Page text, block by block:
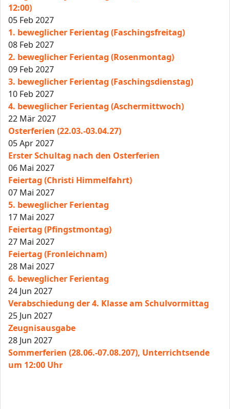
12:00)
05 Feb 2027
1. beweglicher Ferientag (Faschingsfreitag)
08 Feb 2027
2. beweglicher Ferientag (Rosenmontag)
09 Feb 2027
3. beweglicher Ferientag (Faschingsdienstag)
10 Feb 2027
4. beweglicher Ferientag (Aschermittwoch)
22 Mär 2027
Osterferien (22.03.-03.04.27)
05 Apr 2027
Erster Schultag nach den Osterferien
06 Mai 2027
Feiertag (Christi Himmelfahrt)
07 Mai 2027
5. beweglicher Ferientag
17 Mai 2027
Feiertag (Pfingstmontag)
27 Mai 2027
Feiertag (Fronleichnam)
28 Mai 2027
6. beweglicher Ferientag
24 Jun 2027
Verabschiedung der 4. Klasse am Schulvormittag
25 Jun 2027
Zeugnisausgabe
28 Jun 2027
Sommerferien (28.06.-07.08.207), Unterrichtsende
um 12:00 Uhr